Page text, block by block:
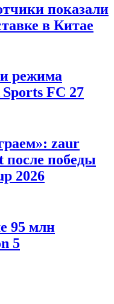
показали
в Китае
режима
FC 27
zaur
после победы
2026
95 млн
5